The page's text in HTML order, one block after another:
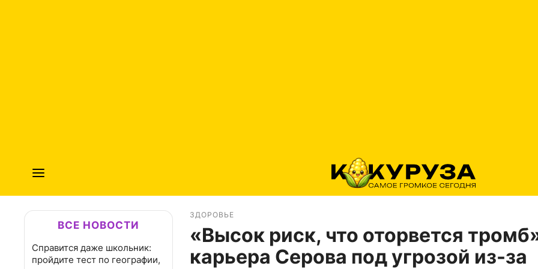
ВСЕ НОВОСТИ
Справится даже школьник:
пройдите тест по географии,
ЗДОРОВЬЕ
«Высок риск, что оторвется
карьера Серова под угрозой из-за